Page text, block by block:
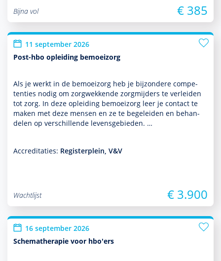
Bijna vol € 385
11 september 2026
Post-hbo opleiding bemoeizorg
Als je werkt in de bemoei­zorg heb je bijzondere compe­
ten­ties nodig om zorgwekkende zorgmijders te verleiden
tot zorg. In deze opleiding bemoei­zorg leer je contact te
maken met deze mensen en ze te bege­leiden en behan­
delen op ver­schil­lende levensgebieden. …
Accreditaties: Registerplein, V&V
Wachtlijst € 3.900
16 september 2026
Schematherapie voor hbo'ers